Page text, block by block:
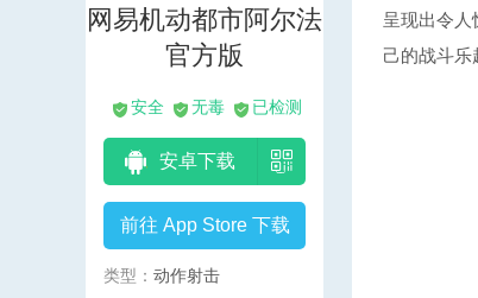
网易机动都市阿尔法
官方版
安全 无毒 已检测
安卓下载
前往 App Store 下载
类型： 动作射击
呈现出令人
己的战斗乐